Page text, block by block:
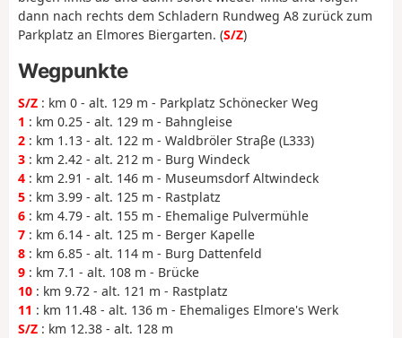
dann nach rechts dem Schladern Rundweg A8 zurück zum
Parkplatz an Elmores Biergarten. (S/Z)
Wegpunkte
S/Z : km 0 - alt. 129 m - Parkplatz Schönecker Weg
1 : km 0.25 - alt. 129 m - Bahngleise
2 : km 1.13 - alt. 122 m - Waldbröler Straβe (L333)
3 : km 2.42 - alt. 212 m - Burg Windeck
4 : km 2.91 - alt. 146 m - Museumsdorf Altwindeck
5 : km 3.99 - alt. 125 m - Rastplatz
6 : km 4.79 - alt. 155 m - Ehemalige Pulvermühle
7 : km 6.14 - alt. 125 m - Berger Kapelle
8 : km 6.85 - alt. 114 m - Burg Dattenfeld
9 : km 7.1 - alt. 108 m - Brücke
10 : km 9.72 - alt. 121 m - Rastplatz
11 : km 11.48 - alt. 136 m - Ehemaliges Elmore's Werk
S/Z : km 12.38 - alt. 128 m